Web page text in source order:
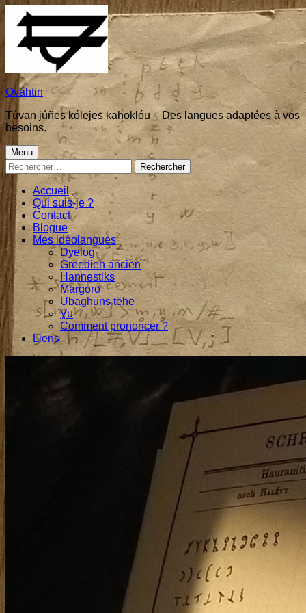
content
Ováhtin
Túvan júñes kólejes kahoklóu – Des langues adaptées à vos
besoins.
Primary
Menu
Menu
Rechercher :
Accueil
Qui suis-je ?
Contact
Blogue
Mes idéolangues
Dyelog
Greedien ancien
Hannestiks
Margoro
Ubaghuns tëhe
Ɣu
Comment prononcer ?
Liens